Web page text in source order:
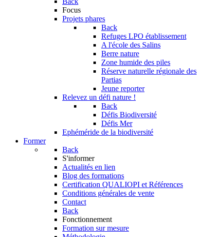
Focus
Projets phares
Back
Refuges LPO établissement
A l'école des Salins
Berre nature
Zone humide des piles
Réserve naturelle régionale des
Partias
Jeune reporter
Relevez un défi nature !
Back
Défis Biodiversité
Défis Mer
Ephéméride de la biodiversité
Former
Back
S'informer
Actualités en lien
Blog des formations
Certification QUALIOPI et Références
Conditions générales de vente
Contact
Back
Fonctionnement
Formation sur mesure